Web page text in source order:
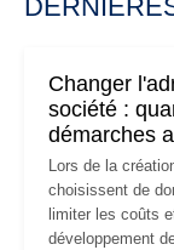
Changer
société :
démarches
Lors de la
choisissent de
limiter les coûts
développement